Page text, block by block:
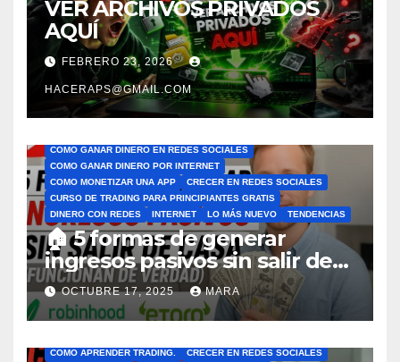
VER ARCHIVOS PRIVADOS
AQUÍ
FEBRERO 23, 2026
HACERAPS@GMAIL.COM
11. GANAR DINERO
AHORRAR DINERO
APLICACION PARA GANAR DINERO
APLICACIONES
COMO GANAR DINERO EN REDES SOCIALES
COMO GANAR DINERO POR INTERNET
COMO MONETIZAR UNA APP
CRECER EN REDES SOCIALES
CURSO DE TRADING PARA PRINCIPIANTES GRATIS
DINERO CON REDES
INTERNET LO MÁS NUEVO TENDENCIAS
🏠 5 formas de generar
ingresos pasivos sin salir de
casa (funcionan de verdad)
OCTUBRE 17, 2025 MARA
11. GANAR DINERO
APLICACION PARA GANAR DINERO
APLICACIONES
BITCOIN BITCOINS
BOT TRADING
COMO APRENDER TRADING.
CRECER EN REDES SOCIALES